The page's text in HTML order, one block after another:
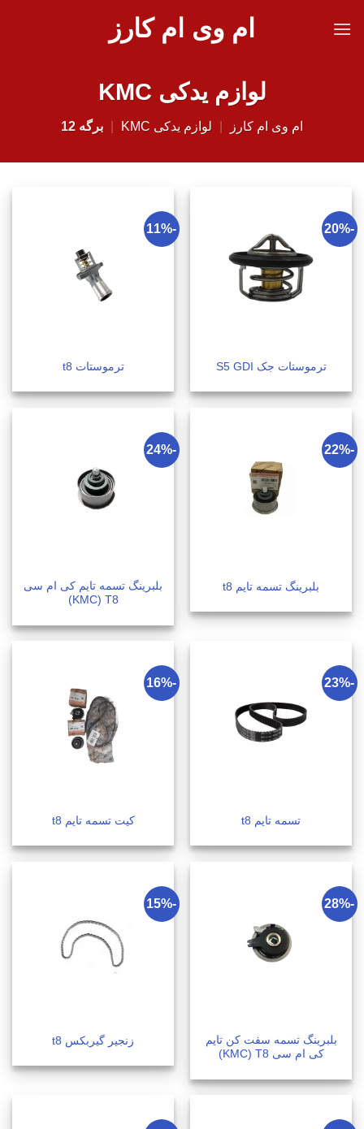
ام وی ام کارز
لوازم یدکی KMC
ام وی ام کارز لوازم یدکی KMC برگه 12
-20%
ترموستات جک S5 GDI
-11%
ترموستات t8
-22%
بلبرینگ تسمه تایم t8
-24%
بلبرینگ تسمه تایم کی ام سی
KMC) T8)
-23%
تسمه تایم t8
-16%
کیت تسمه تایم t8
-28%
بلبرینگ تسمه سفت کن تایم
کی ام سی KMC) T8)
-15%
زنجیر گیربکس t8